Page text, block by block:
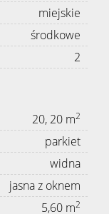
miejskie
środkowe
2
20, 20 m2
parkiet
widna
jasna z oknem
5,60 m2